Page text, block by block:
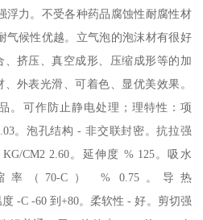
浮力。不受各种药品腐蚀性耐腐性材
气候性优越。立气泡的泡沫材有很好
挤压、真空成形、压缩成形等的加
外表光滑、可着色、显优美效果。
。可作防止静电处理；理特性：项
。泡孔结构 - 非交联封密。抗拉强
CM2 2.60。延伸度 % 125。吸水
率（70-C） % 0.75。导热
-C -60 到+80。柔软性 - 好。剪切强